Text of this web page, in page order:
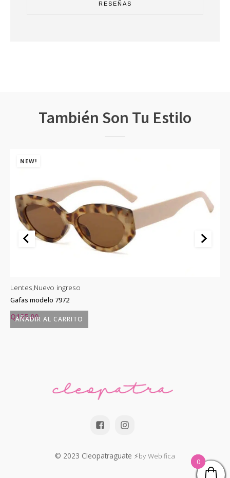
RESEÑAS
También Son Tu Estilo
NEW!
AÑADIR AL CARRITO
Lentes Nuevo ingreso
Gafas modelo 7972
Q125.00
© 2023 Cleopatraguate ⚡by Webifica
0
0